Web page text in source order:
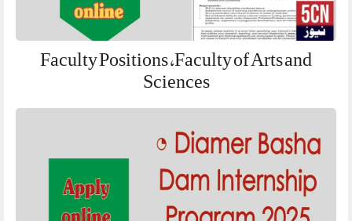
Faculty Positions ,Faculty of Arts and
Sciences